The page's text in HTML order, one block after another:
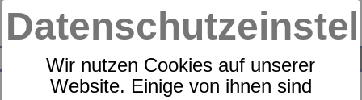
Wir nutzen Cookies auf unserer
Website. Einige von ihnen sind
SUCHE
0